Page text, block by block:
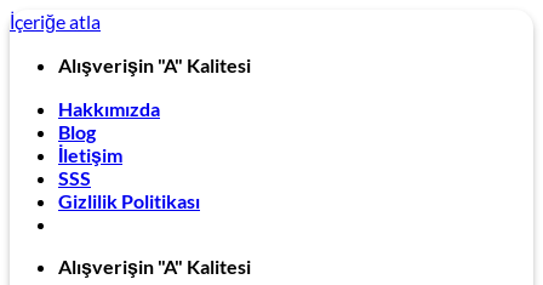
İçeriğe atla
Alışverişin "A" Kalitesi
Hakkımızda
Blog
İletişim
SSS
Gizlilik Politikası
Alışverişin "A" Kalitesi